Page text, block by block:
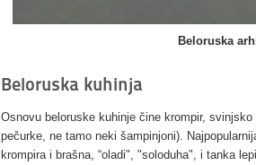
Beloruska
Beloruska kuhinja
Osnovu beloruske kuhinje čine krompir,
pečurke, ne tamo neki šampinjoni).
krompira i brašna, “oladi", "soloduha", i tanka